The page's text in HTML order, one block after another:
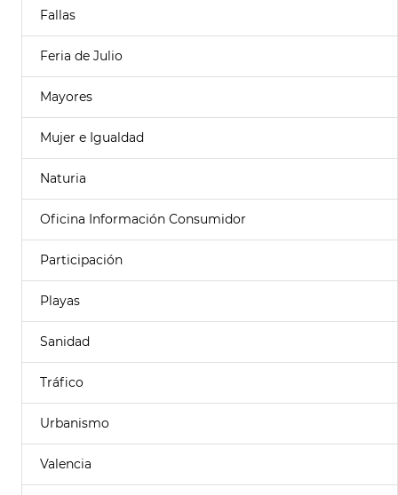
Fallas
Feria de Julio
Mayores
Mujer e Igualdad
Naturia
Oficina Información Consumidor
Participación
Playas
Sanidad
Tráfico
Urbanismo
Valencia